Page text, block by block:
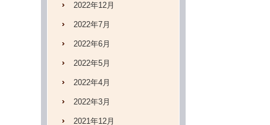
2022年12月
2022年7月
2022年6月
2022年5月
2022年4月
2022年3月
2021年12月